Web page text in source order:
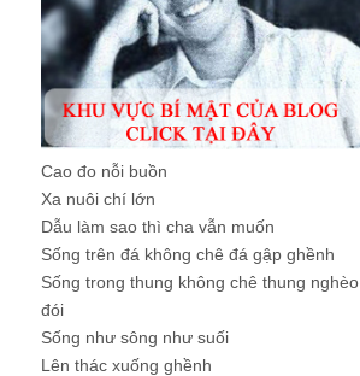
Cao đo nỗi buồn
Xa nuôi chí lớn
Dẫu làm sao thì cha vẫn muốn
Sống trên đá không chê đá gập ghềnh
Sống trong thung không chê thung nghèo
đói
Sống như sông như suối
Lên thác xuống ghềnh